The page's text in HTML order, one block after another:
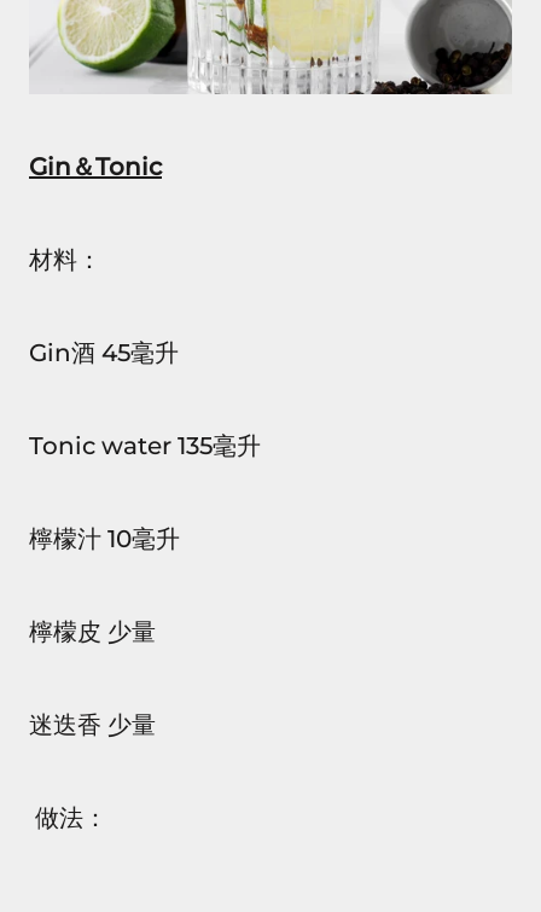
Gin＆Tonic
材料：
Gin酒 45毫升
Tonic water 135毫升
檸檬汁 10毫升
檸檬皮 少量
迷迭香 少量
做法：